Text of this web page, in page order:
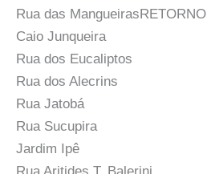
Rua das MangueirasRETORNO
Caio Junqueira
Rua dos Eucaliptos
Rua dos Alecrins
Rua Jatobá
Rua Sucupira
Jardim Ipê